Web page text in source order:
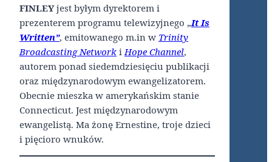
FINLEYjest byłym dyrektorem i
prezenterem programu telewizyjnego „It Is
Written”, emitowanego m.in w Trinity
Broadcasting Network i Hope Channel,
autorem ponad siedemdziesięciu publikacji
oraz międzynarodowym ewangelizatorem.
Obecnie mieszka w amerykańskim stanie
Connecticut. Jest międzynarodowym
ewangelistą. Ma żonę Ernestine, troje dzieci
i pięcioro wnuków.